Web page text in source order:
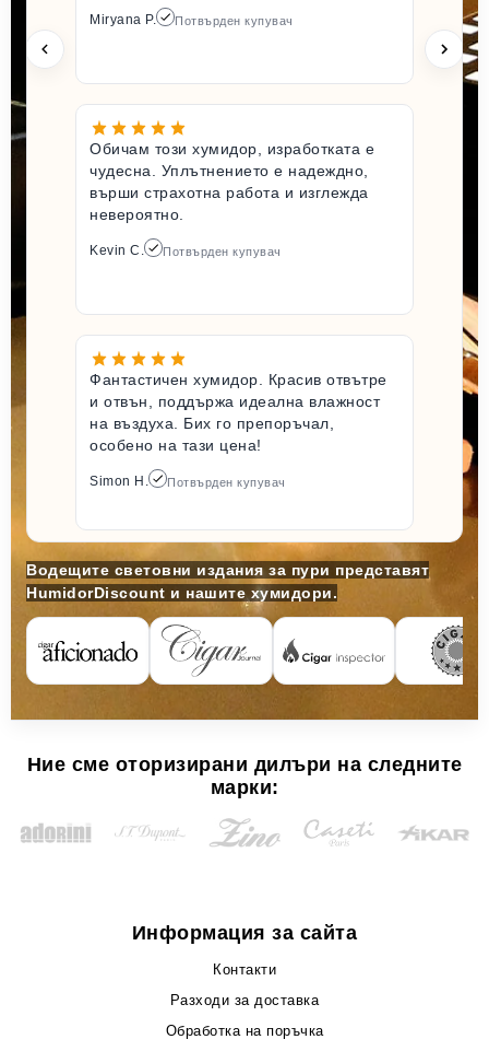
Miryana P. Потвърден купувач
Обичам този хумидор, изработката е
чудесна. Уплътнението е надеждно,
върши страхотна работа и изглежда
невероятно.
Kevin C. Потвърден купувач
Фантастичен хумидор. Красив отвътре
и отвън, поддържа идеална влажност
на въздуха. Бих го препоръчал,
особено на тази цена!
Simon H. Потвърден купувач
Водещите световни издания за пури представят
HumidorDiscount и нашите хумидори.
Ние сме оторизирани дилъри на следните
марки:
Информация за сайта
Контакти
Разходи за доставка
Обработка на поръчка